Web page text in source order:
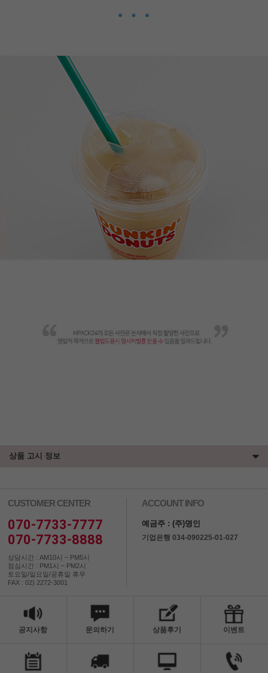
상품 고시 정보
CUSTOMER CENTER
070-7733-7777
070-7733-8888
상담시간 : AM10시 ~ PM5시
점심시간 : PM1시 ~ PM2시
토요일/일요일/공휴일 휴무
FAX : 02) 2272-3001
ACCOUNT INFO
예금주 : (주)명인
기업은행 034-090225-01-027
공지사항 문의하기 상품후기 이벤트